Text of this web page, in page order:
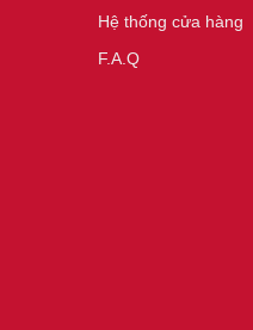
Hệ thống cửa hàng
F.A.Q